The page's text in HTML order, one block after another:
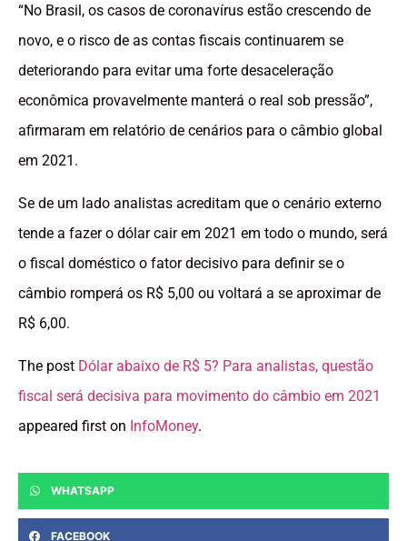
“No Brasil, os casos de coronavírus estão crescendo de
novo, e o risco de as contas fiscais continuarem se
deteriorando para evitar uma forte desaceleração
econômica provavelmente manterá o real sob pressão”,
afirmaram em relatório de cenários para o câmbio global
em 2021.
Se de um lado analistas acreditam que o cenário externo
tende a fazer o dólar cair em 2021 em todo o mundo, será
o fiscal doméstico o fator decisivo para definir se o
câmbio romperá os R$ 5,00 ou voltará a se aproximar de
R$ 6,00.
The post Dólar abaixo de R$ 5? Para analistas, questão
fiscal será decisiva para movimento do câmbio em 2021
appeared first on InfoMoney.
WHATSAPP
FACEBOOK